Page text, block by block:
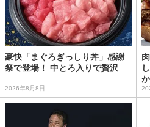
豪快「まぐろぎっしり丼」感謝
祭で登場！ 中とろ入りで贅沢
2026年8月8日